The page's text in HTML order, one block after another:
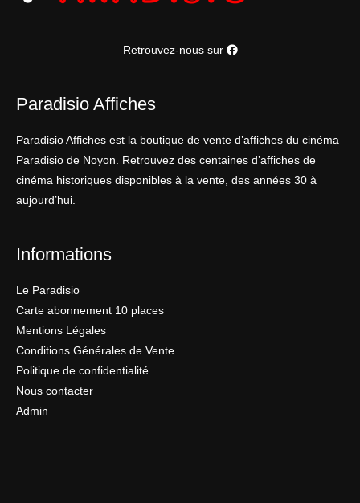
Retrouvez-nous sur
Paradisio Affiches
Paradisio Affiches est la boutique de vente d’affiches du cinéma
Paradisio de Noyon. Retrouvez des centaines d’affiches de
cinéma historiques disponibles à la vente, des années 30 à
aujourd’hui.
Informations
Le Paradisio
Carte abonnement 10 places
Mentions Légales
Conditions Générales de Vente
Politique de confidentialité
Nous contacter
Admin